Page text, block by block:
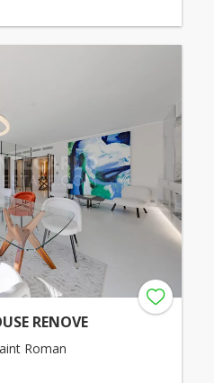
RENOVE
Roman